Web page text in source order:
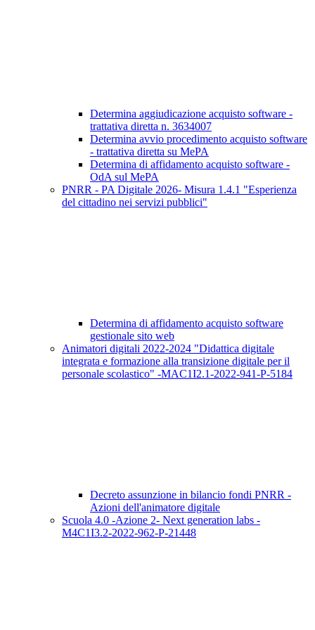
Determina aggiudicazione acquisto software -
trattativa diretta n. 3634007
Determina avvio procedimento acquisto software
- trattativa diretta su MePA
Determina di affidamento acquisto software -
OdA sul MePA
PNRR - PA Digitale 2026- Misura 1.4.1 "Esperienza
del cittadino nei servizi pubblici"
Determina di affidamento acquisto software
gestionale sito web
Animatori digitali 2022-2024 "Didattica digitale
integrata e formazione alla transizione digitale per il
personale scolastico" -MAC1I2.1-2022-941-P-5184
Decreto assunzione in bilancio fondi PNRR -
Azioni dell'animatore digitale
Scuola 4.0 -Azione 2- Next generation labs -
M4C1I3.2-2022-962-P-21448